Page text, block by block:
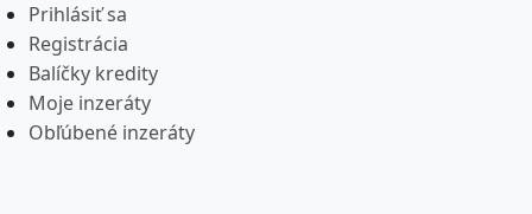
Prihlásiť sa
Registrácia
Balíčky kredity
Moje inzeráty
Obľúbené inzeráty